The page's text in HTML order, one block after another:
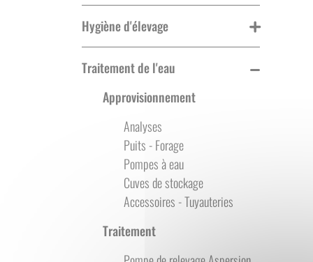
Hygiène d'élevage
Traitement de l'eau
Approvisionnement
Analyses
Puits - Forage
Pompes à eau
Cuves de stockage
Accessoires - Tuyauteries
Traitement